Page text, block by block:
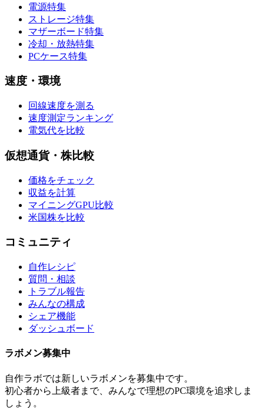
電源特集
ストレージ特集
マザーボード特集
冷却・放熱特集
PCケース特集
速度・環境
回線速度を測る
速度測定ランキング
電気代を比較
仮想通貨・株比較
価格をチェック
収益を計算
マイニングGPU比較
米国株を比較
コミュニティ
自作レシピ
質問・相談
トラブル報告
みんなの構成
シェア機能
ダッシュボード
ラボメン募集中
自作ラボでは新しいラボメンを募集中です。
初心者から上級者まで、みんなで理想のPC環境を追求しま
しょう。